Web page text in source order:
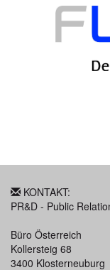
KONTAKT:
PR&D - Public
Büro Österreich
Kollersteig 68
3400 Klosterneuburg